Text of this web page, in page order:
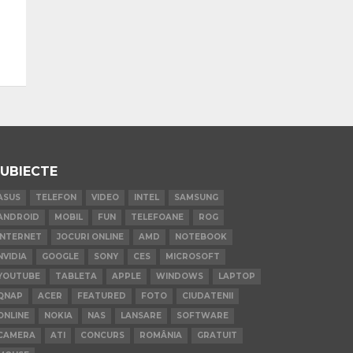
TELEFON VIDEO INTEL
SAMSUNG
MOBIL FUN TELEFOANE
ROG
JOCURI ONLINE AMD
NOTEBOOK
GOOGLE SONY CES
MICROSOFT
TABLETA APPLE WINDOWS
LAPTOP
ACER FEATURED FOTO
CIUDATENII
NOKIA NAS LANSARE
SOFTWARE
ATI CONCURS ROMÂNIA
GRATUIT